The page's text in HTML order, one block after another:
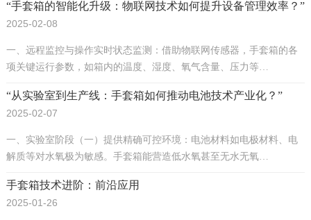
“手套箱的智能化升级：物联网技术如何提升设备管理效率？”
2025-02-08
一、远程监控与操作实时状态监测：借助物联网传感器，手套箱的各
项关键运行参数，如箱内的温度、湿度、氧气含量、压力等…
“从实验室到生产线：手套箱如何推动电池技术产业化？”
2025-02-07
一、实验室阶段（一）提供精确可控环境：电池材料如电极材料、电
解质等对水氧极为敏感。手套箱能营造低水氧甚至无水无氧…
手套箱技术进阶：前沿应用
2025-01-26